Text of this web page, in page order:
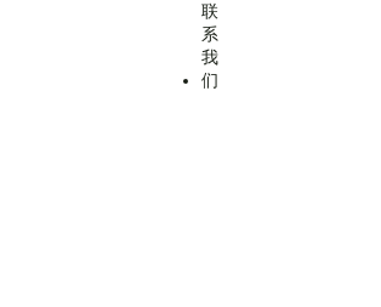
联
系
我
们